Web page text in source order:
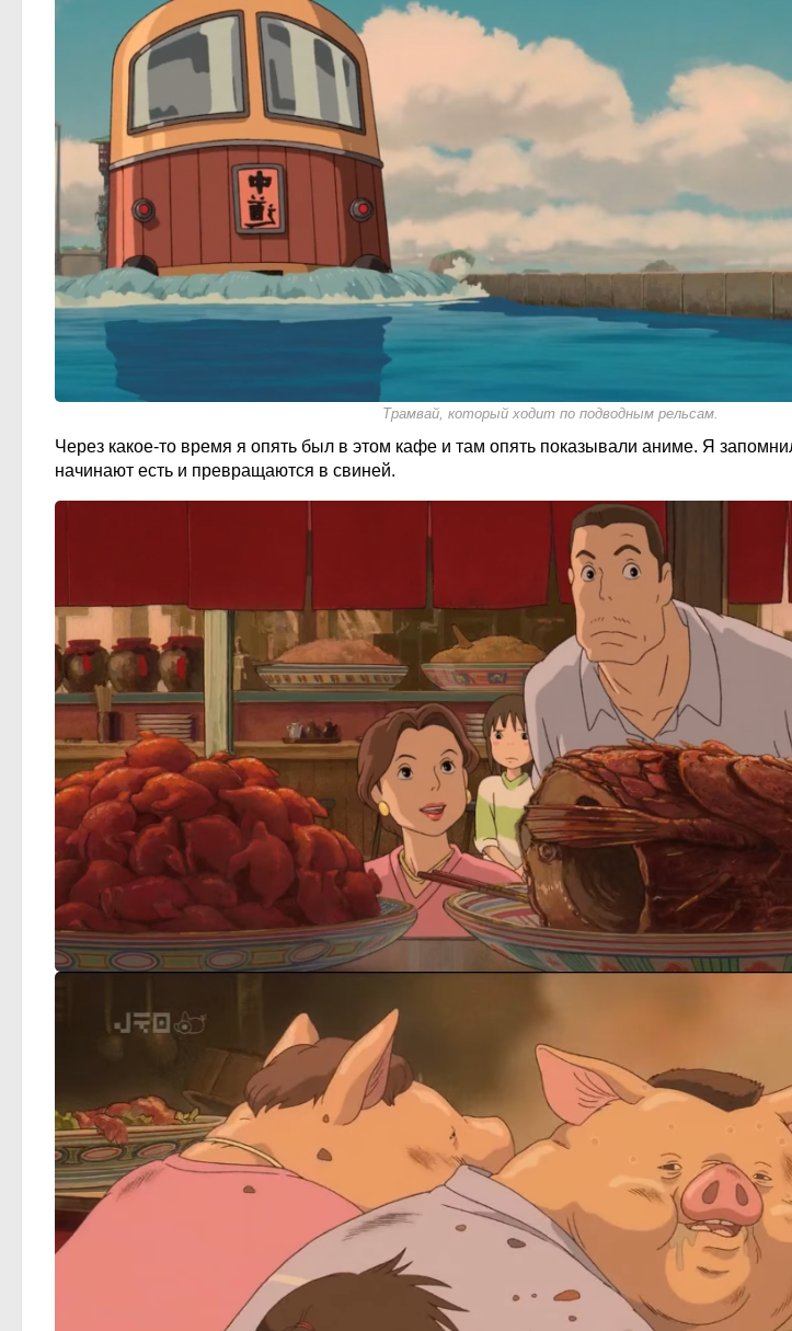
Трамвай, который ходит по подводным рельсам.
Через какое-то время я опять был в этом кафе и там опять показывали аниме. Я
начинают есть и превращаются в свиней.